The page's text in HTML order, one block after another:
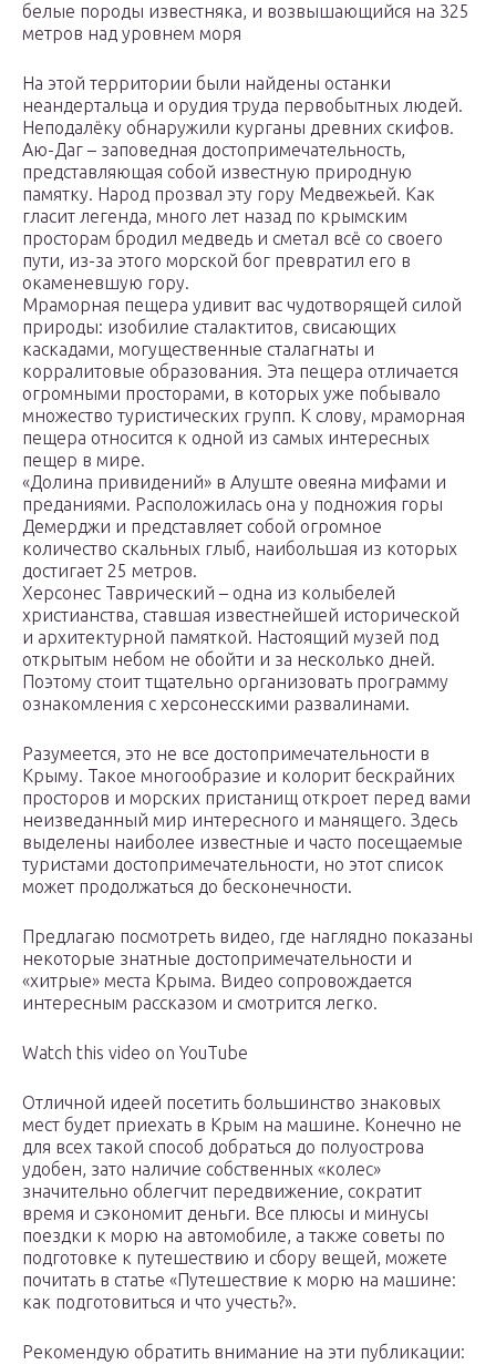
белые породы известняка, и возвышающийся на 325
метров над уровнем моря
На этой территории были найдены останки
неандертальца и орудия труда первобытных людей.
Неподалёку обнаружили курганы древних скифов.
Аю-Даг – заповедная достопримечательность,
представляющая собой известную природную
памятку. Народ прозвал эту гору Медвежьей. Как
гласит легенда, много лет назад по крымским
просторам бродил медведь и сметал всё со своего
пути, из-за этого морской бог превратил его в
окаменевшую гору.
Мраморная пещера удивит вас чудотворящей силой
природы: изобилие сталактитов, свисающих
каскадами, могущественные сталагнаты и
корралитовые образования. Эта пещера отличается
огромными просторами, в которых уже побывало
множество туристических групп. К слову, мраморная
пещера относится к одной из самых интересных
пещер в мире.
«Долина привидений» в Алуште овеяна мифами и
преданиями. Расположилась она у подножия горы
Демерджи и представляет собой огромное
количество скальных глыб, наибольшая из которых
достигает 25 метров.
Херсонес Таврический – одна из колыбелей
христианства, ставшая известнейшей исторической
и архитектурной памяткой. Настоящий музей под
открытым небом не обойти и за несколько дней.
Поэтому стоит тщательно организовать программу
ознакомления с херсонесскими развалинами.
Разумеется, это не все достопримечательности в
Крыму. Такое многообразие и колорит бескрайних
просторов и морских пристанищ откроет перед вами
неизведанный мир интересного и манящего. Здесь
выделены наиболее известные и часто посещаемые
туристами достопримечательности, но этот список
может продолжаться до бесконечности.
Предлагаю посмотреть видео, где наглядно показаны
некоторые знатные достопримечательности и
«хитрые» места Крыма. Видео сопровождается
интересным рассказом и смотрится легко.
Watch this video on YouTube
Отличной идеей посетить большинство знаковых
мест будет приехать в Крым на машине. Конечно не
для всех такой способ добраться до полуострова
удобен, зато наличие собственных «колес»
значительно облегчит передвижение, сократит
время и сэкономит деньги. Все плюсы и минусы
поездки к морю на автомобиле, а также советы по
подготовке к путешествию и сбору вещей, можете
почитать в статье «Путешествие к морю на машине:
как подготовиться и что учесть?».
Рекомендую обратить внимание на эти публикации: